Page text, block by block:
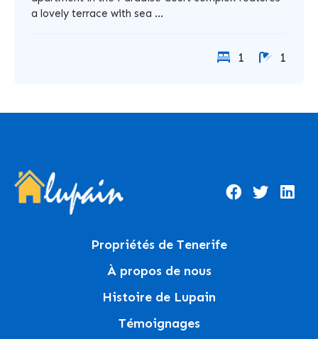
a lovely terrace with sea ...
1 1
Propriétés de Tenerife
À propos de nous
Histoire de Lupain
Témoignages